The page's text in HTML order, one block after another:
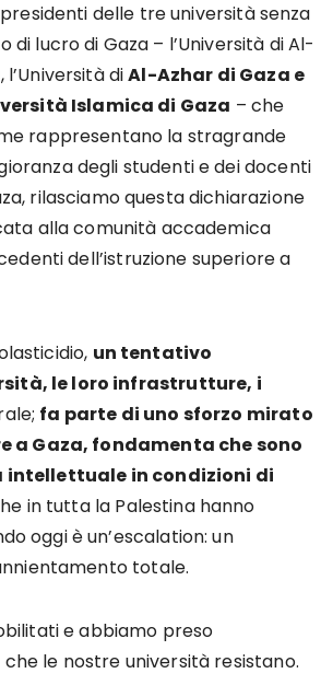
presidenti delle tre università senza
di lucro di Gaza – l’Università di Al-
l’Università diAl-Azhar di Gaza e
Islamica di Gaza – che
rappresentano la stragrande
degli studenti e dei docenti
rilasciamo questa dichiarazione
alla comunità accademica
dell’istruzione superiore a
un tentativo
le loro infrastrutture, i
fa parte di uno sforzo mirato
a Gaza, fondamenta che sono
intellettuale in condizioni di
in tutta la Palestina hanno
oggi è un’escalation: un
totale.
e abbiamo preso
le nostre università resistano.